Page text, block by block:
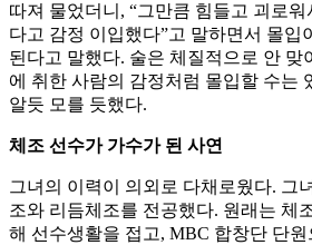
따져 물었더니, “그만큼 힘들고 괴로
다고 감정 이입했다”고 말하면서 몰입
된다고 말했다. 술은 체질적으로 안 맞
에 취한 사람의 감정처럼 몰입할 수는
알듯 모를 듯했다.
체조 선수가 가수가 된 사연
그녀의 이력이 의외로 다채로웠다. 그
조와 리듬체조를 전공했다. 원래는 체
해 선수생활을 접고, MBC 합창단 단